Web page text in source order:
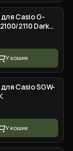
Casio G-
2110 Dark
У кошик
Casio SGW-
У кошик